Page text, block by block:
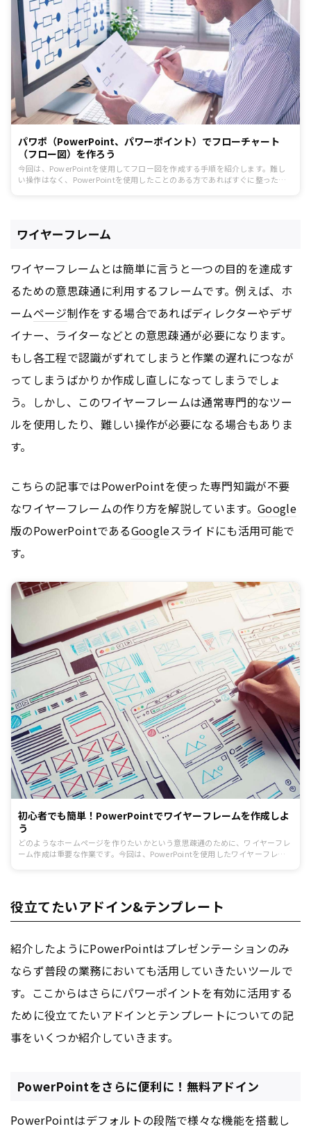
パワポ（PowerPoint、パワーポイント）でフローチャート
（フロー図）を作ろう
今回は、PowerPointを使用してフロー図を作成する手順を紹介します。難し
い操作はなく、PowerPointを使用したことのある方であればすぐに整ったフ
ワイヤーフレーム
ワイヤーフレームとは簡単に言うと一つの目的を達成す
るための意思疎通に利用するフレームです。例えば、ホ
ームページ制作をする場合であればディレクターやデザ
イナー、ライターなどとの意思疎通が必要になります。
もし各工程で認識がずれてしまうと作業の遅れにつなが
ってしまうばかりか作成し直しになってしまうでしょ
う。しかし、このワイヤーフレームは通常専門的なツー
ルを使用したり、難しい操作が必要になる場合もありま
す。
こちらの記事ではPowerPointを使った専門知識が不要
なワイヤーフレームの作り方を解説しています。Google
版のPowerPointであるGoogleスライドにも活用可能で
す。
初心者でも簡単！PowerPointでワイヤーフレームを作成しよ
う
どのようなホームページを作りたいかという意思疎通のために、ワイヤーフレ
ーム作成は重要な作業です。今回は、PowerPointを使用したワイヤーフレー
役立てたいアドイン&テンプレート
紹介したようにPowerPointはプレゼンテーションのみ
ならず普段の業務においても活用していきたいツールで
す。ここからはさらにパワーポイントを有効に活用する
ために役立てたいアドインとテンプレートについての記
事をいくつか紹介していきます。
PowerPointをさらに便利に！無料アドイン
PowerPointはデフォルトの段階で様々な機能を搭載し